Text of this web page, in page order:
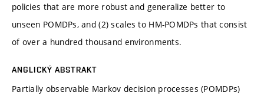
policies that are more robust and generalize better to
unseen POMDPs, and (2) scales to HM-POMDPs that consist
of over a hundred thousand environments.
ANGLICKÝ ABSTRAKT
Partially observable Markov decision processes (POMDPs)